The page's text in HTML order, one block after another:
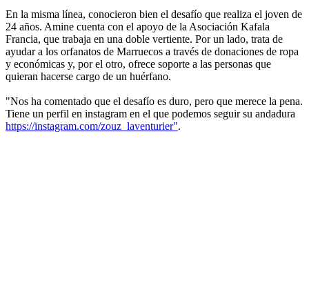
En la misma línea, conocieron bien el desafío que realiza el joven de
24 años. Amine cuenta con el apoyo de la Asociación Kafala
Francia, que trabaja en una doble vertiente. Por un lado, trata de
ayudar a los orfanatos de Marruecos a través de donaciones de ropa
y económicas y, por el otro, ofrece soporte a las personas que
quieran hacerse cargo de un huérfano.
"Nos ha comentado que el desafío es duro, pero que merece la pena.
Tiene un perfil en instagram en el que podemos seguir su andadura
https://instagram.com/zouz_laventurier".